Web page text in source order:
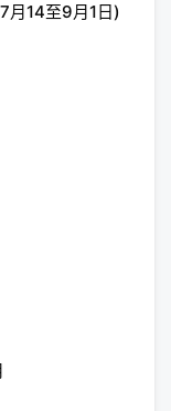
月14至9月1日)